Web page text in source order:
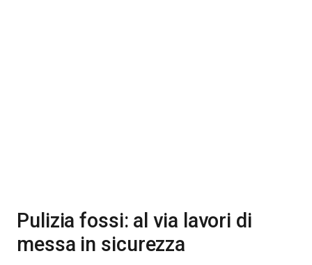
Pulizia fossi: al via lavori di
messa in sicurezza